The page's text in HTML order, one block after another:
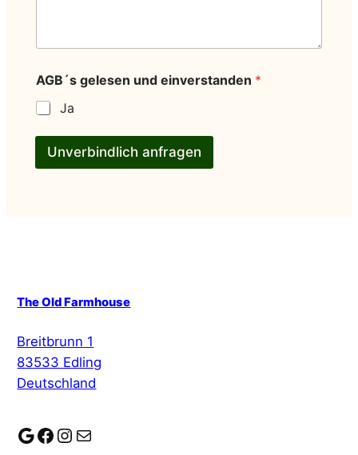
AGB´s gelesen und einverstanden *
Ja
Unverbindlich anfragen
The Old Farmhouse
Breitbrunn 1
83533 Edling
Deutschland
Google
Facebook
Instagram
E-Mail